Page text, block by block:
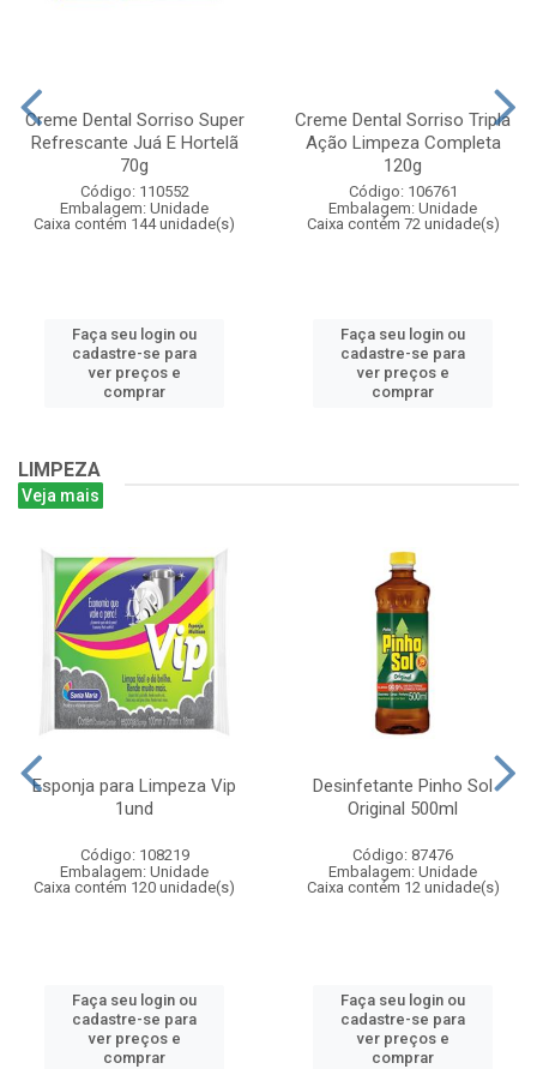
Creme Dental Sorriso Super
Refrescante Juá E Hortelã
70g
Código: 110552
Embalagem: Unidade
Caixa contém 144 unidade(s)
Faça seu login ou
cadastre-se para
ver preços e
comprar
Creme Dental Sorriso Tripla
Ação Limpeza Completa
120g
Código: 106761
Embalagem: Unidade
Caixa contém 72 unidade(s)
Faça seu login ou
cadastre-se para
ver preços e
comprar
LIMPEZA
Veja mais
Esponja para Limpeza Vip
1und
Código: 108219
Embalagem: Unidade
Caixa contém 120 unidade(s)
Faça seu login ou
cadastre-se para
ver preços e
comprar
Desinfetante Pinho Sol
Original 500ml
Código: 87476
Embalagem: Unidade
Caixa contém 12 unidade(s)
Faça seu login ou
cadastre-se para
ver preços e
comprar